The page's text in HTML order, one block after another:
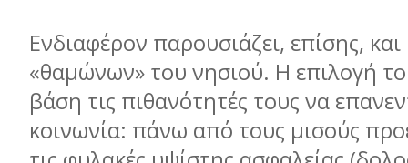
Ενδιαφέρον παρουσιάζει, επίσης,
«θαµώνων» του νησιού. Η επιλογή
βάση τις πιθανότητές τους να
κοινωνία: πάνω από τους µισούς